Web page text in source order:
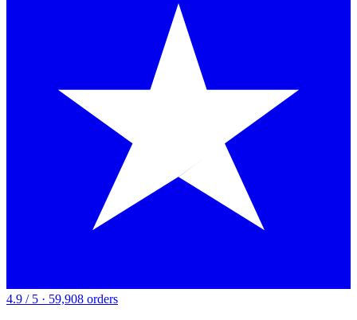
4.9 / 5 · 59,908 orders